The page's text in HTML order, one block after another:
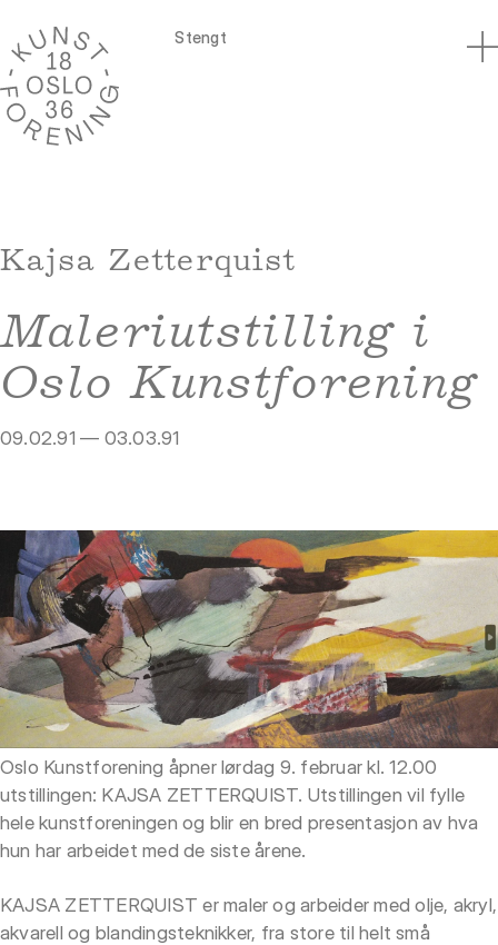
Stengt
Kajsa Zetterquist
Maleriutstilling i
Oslo Kunstforening
09.02.91 — 03.03.91
Oslo Kunstforening åpner lørdag 9. februar kl. 12.00
utstillingen: KAJSA ZETTERQUIST. Utstillingen vil fylle
hele kunstforeningen og blir en bred presentasjon av hva
hun har arbeidet med de siste årene.
KAJSA ZETTERQUIST er maler og arbeider med olje, akryl,
akvarell og blandingsteknikker, fra store til helt små